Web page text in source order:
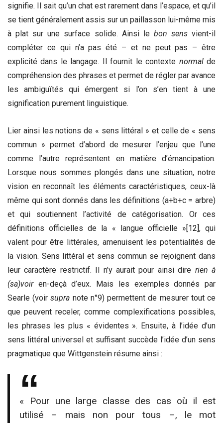
signifie. Il sait qu’un chat est rarement dans l’espace, et qu’il
se tient généralement assis sur un paillasson lui-même mis
à plat sur une surface solide. Ainsi le bon sensvient-il
compléter ce qui n’a pas été – et ne peut pas – être
explicité dans le langage. Il fournit le contexte normalde
compréhension des phrases et permet de régler par avance
les ambiguïtés qui émergent si l’on s’en tient à une
signification purement linguistique.
Lier ainsi les notions de « sens littéral » et celle de « sens
commun » permet d’abord de mesurer l’enjeu que l’une
comme l’autre représentent en matière d’émancipation.
Lorsque nous sommes plongés dans une situation, notre
vision en reconnaît les éléments caractéristiques, ceux-là
même qui sont donnés dans les définitions (a+b+c = arbre)
et qui soutiennent l’activité de catégorisation. Or ces
définitions officielles de la « langue officielle »[12], qui
valent pour être littérales, amenuisent les potentialités de
la vision. Sens littéral et sens commun se rejoignent dans
leur caractère restrictif. Il n’y aurait pour ainsi dire rien à
(sa)voiren-deçà d’eux. Mais les exemples donnés par
Searle (voirsupra note n°9) permettent de mesurer tout ce
que peuvent receler, comme complexifications possibles,
les phrases les plus « évidentes ». Ensuite, à l’idée d’un
sens littéral universel et suffisant succède l’idée d’un sens
pragmatique que Wittgenstein résume ainsi :
« Pour une large classe des cas où il est
utilisé – mais non pour tous –, le mot